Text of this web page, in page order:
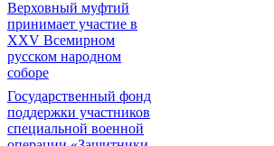
Верховный муфтий
принимает участие в
XXV Всемирном
русском народном
соборе
Государственный фонд
поддержки участников
специальной военной